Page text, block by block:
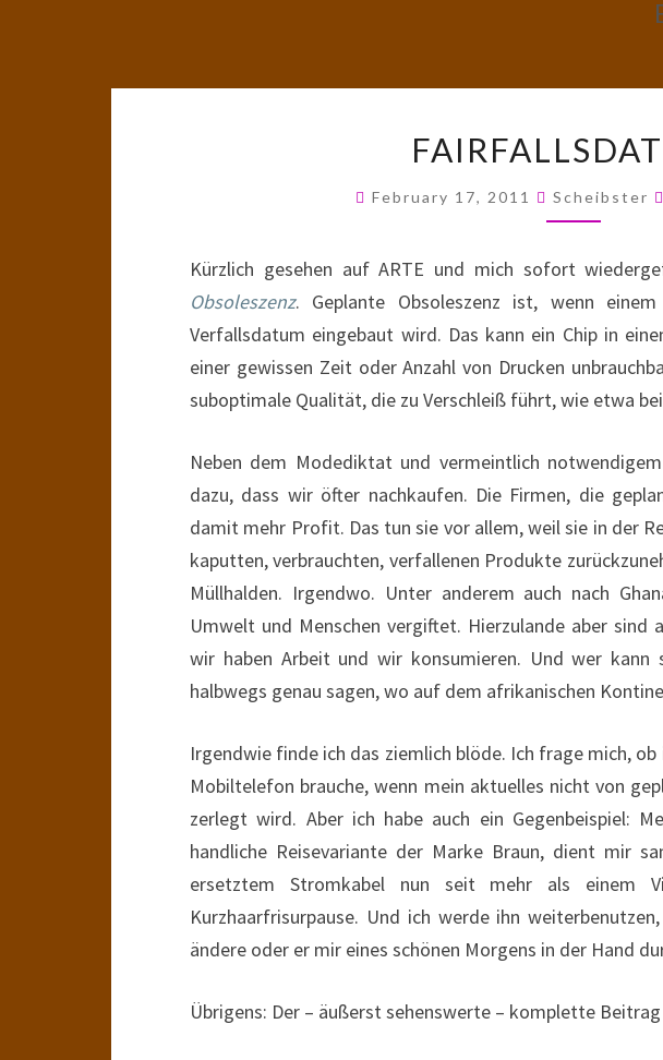
February 17, 2011 Scheibster
Kürzlich gesehen auf ARTE und mich sofort
Obsoleszenz. Geplante Obsoleszenz ist, wenn
Verfallsdatum eingebaut wird. Das kann ein Chip in
einer gewissen Zeit oder Anzahl von Drucken
suboptimale Qualität, die zu Verschleiß führt, wie etwa bei
Neben dem Modediktat und vermeintlich
dazu, dass wir öfter nachkaufen. Die Firmen, die
damit mehr Profit. Das tun sie vor allem, weil sie in der
kaputten, verbrauchten, verfallenen Produkte
Müllhalden. Irgendwo. Unter anderem auch nach
Umwelt und Menschen vergiftet. Hierzulande aber sind
wir haben Arbeit und wir konsumieren. Und wer kann
halbwegs genau sagen, wo auf dem afrikanischen
Irgendwie finde ich das ziemlich blöde. Ich frage mich,
Mobiltelefon brauche, wenn mein aktuelles nicht von
zerlegt wird. Aber ich habe auch ein Gegenbeispiel:
handliche Reisevariante der Marke Braun, dient mir
ersetztem Stromkabel nun seit mehr als einem
Kurzhaarfrisurpause. Und ich werde ihn
ändere oder er mir eines schönen Morgens in der Hand
Übrigens: Der – äußerst sehenswerte – komplette Beitrag